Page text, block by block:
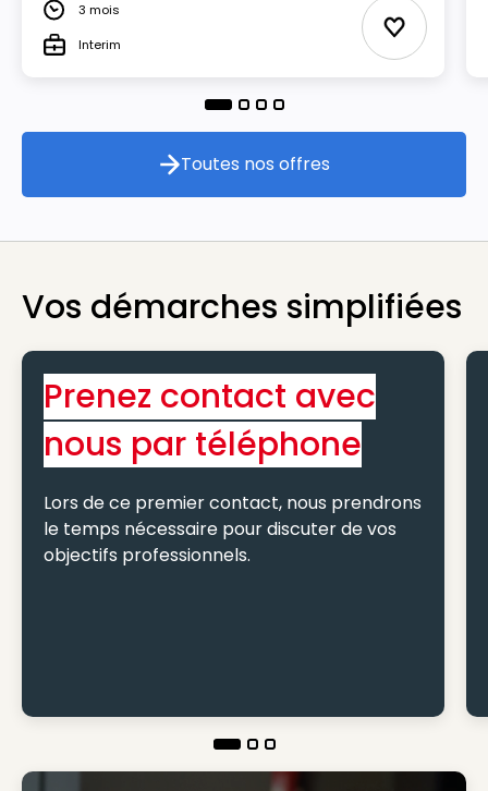
Durée3 mois
TypeInterim Ajouter
Toutes nos offres
Toutes nos offres
Vos démarches simplifiées
Prenez contact avec
nous par téléphone
Lors de ce premier contact, nous prendrons
le temps nécessaire pour discuter de vos
objectifs professionnels.